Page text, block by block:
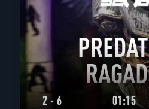
2 - 6 01:15